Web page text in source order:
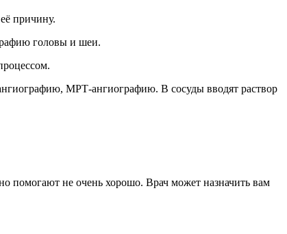
причину.
головы и шеи.
МРТ-ангиографию. В сосуды вводят раствор
помогают не очень хорошо. Врач может назначить вам